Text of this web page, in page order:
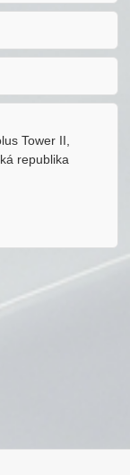
Tower II,
republika